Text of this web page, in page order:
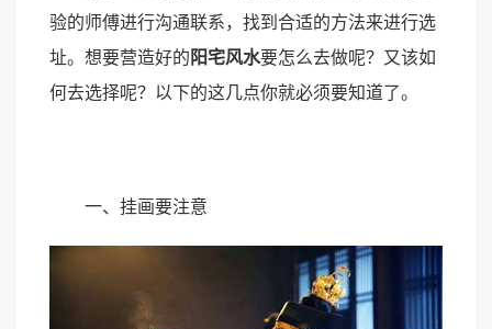
验的师傅进行沟通联系，找到合适的方法来进行选
址。想要营造好的阳宅风水要怎么去做呢？又该如
何去选择呢？以下的这几点你就必须要知道了。
一、挂画要注意